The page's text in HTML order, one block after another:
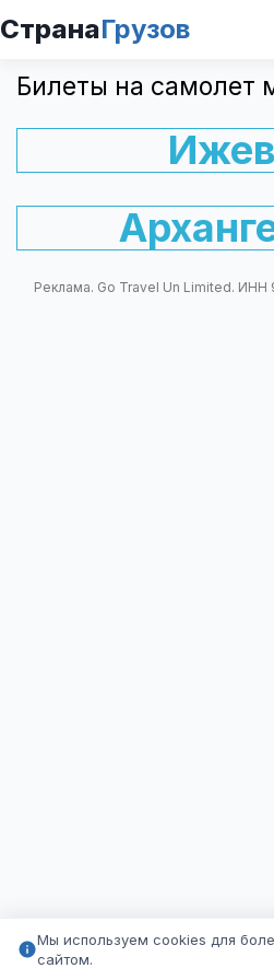
СтранаГрузов
Билеты на самолет
Реклама. Go Travel Un Limited.
Мы используем cookies для
сайтом.